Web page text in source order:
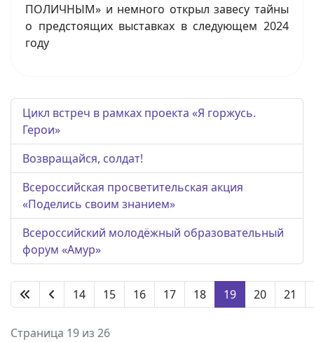
ПОЛИЧНЫМ» и немного открыл завесу тайны
о предстоящих выставках в следующем 2024
году
Цикл встреч в рамках проекта «Я горжусь.
Герои»
Возвращайся, солдат!
Всероссийская просветительская акция
«Поделись своим знанием»
Всероссийский молодёжный образовательный
форум «Амур»
14 15 16 17 18 19 20 21
Страница 19 из 26